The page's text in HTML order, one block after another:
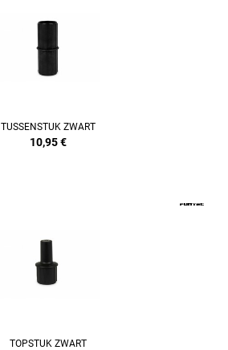
TUSSENSTUK ZWART
10,95€
TOPSTUK ZWART